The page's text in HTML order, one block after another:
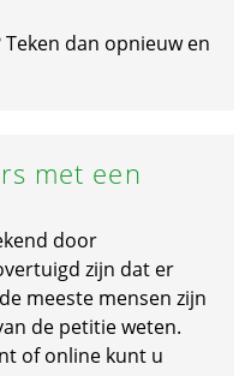
dan opnieuw en
met een
door
zijn dat er
meeste mensen zijn
de petitie weten.
of online kunt u